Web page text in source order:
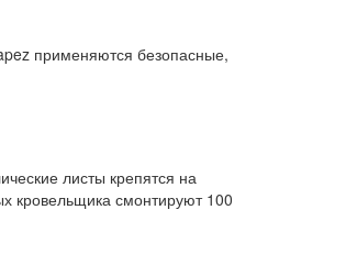
применяются безопасные,
листы крепятся на
кровельщика смонтируют 100